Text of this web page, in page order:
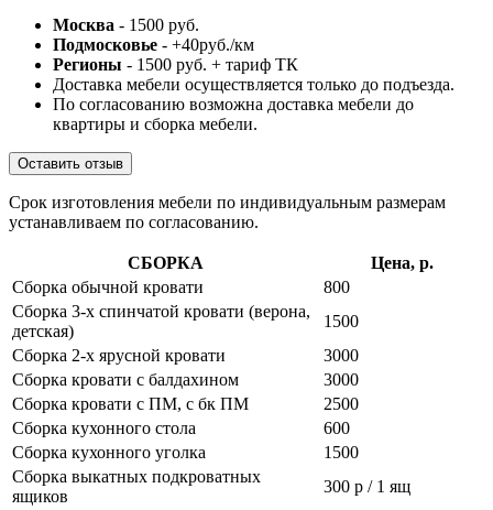
Москва - 1500 руб.
Подмосковье - +40руб./км
Регионы - 1500 руб. + тариф ТК
Доставка мебели осуществляется только до подъезда.
По согласованию возможна доставка мебели до
квартиры и сборка мебели.
Оставить отзыв
Срок изготовления мебели по индивидуальным размерам
устанавливаем по согласованию.
СБОРКА
Цена, р.
Сборка обычной кровати
800
Сборка 3-х спинчатой кровати (верона,
детская)
1500
Сборка 2-х ярусной кровати
3000
Сборка кровати с балдахином
3000
Сборка кровати с ПМ, с бк ПМ
2500
Сборка кухонного стола
600
Сборка кухонного уголка
1500
Сборка выкатных подкроватных
ящиков
300 р / 1 ящ